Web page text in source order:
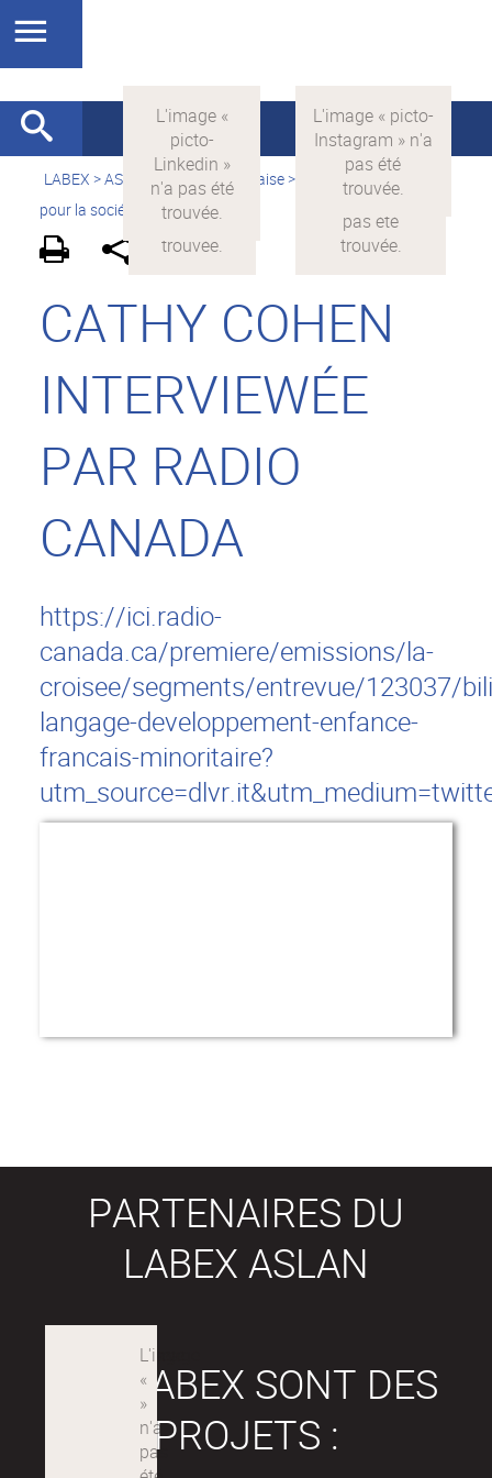
LABEX >ASLAN > Version française>
La science avec et
pour la société
On parle de nous
CATHY COHEN
INTERVIEWÉE
PAR RADIO
CANADA
https://ici.radio-
canada.ca/premiere/emissions/la-
croisee/segments/entrevue/123037/
langage-developpement-enfance-
francais-minoritaire?
PARTENAIRES DU
LABEX ASLAN
LES LABEX SONT DES
PROJETS :